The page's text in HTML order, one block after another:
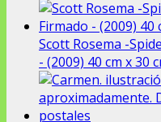
Scott Rosema -
- (2009) 40 cm x 30